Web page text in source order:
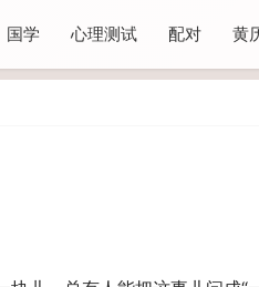
国学 心理测试 配对 黄